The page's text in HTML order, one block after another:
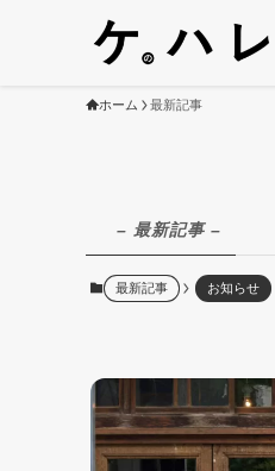
ホーム 最新記事
– 最新記事 –
最新記事 お知らせ